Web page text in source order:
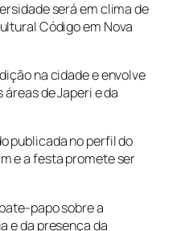
será em clima de
Código em Nova
na cidade e envolve
de Japeri e da
publicada no perfil do
e a festa promete ser
papo sobre a
e da presença da